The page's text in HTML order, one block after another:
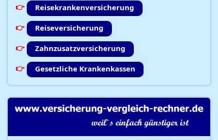
Reisekrankenversicherung
Reiseversicherung
Zahnzusatzversicherung
Gesetzliche Krankenkassen